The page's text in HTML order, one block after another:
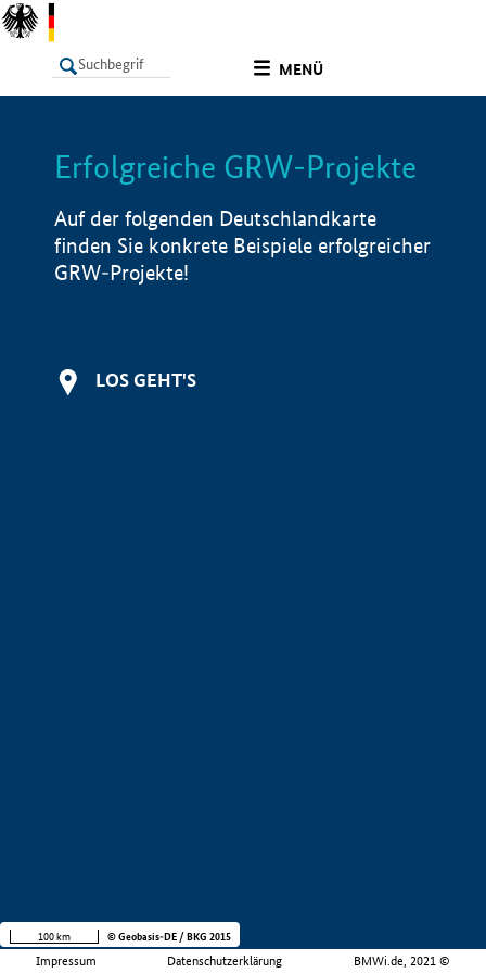
MENÜ
LISTE Info
Erfolgreiche GRW-Projekte
Auf der folgenden Deutschlandkarte
finden Sie konkrete Beispiele erfolgreicher
GRW-Projekte!
LOS GEHT'S
Impressum Datenschutzerklärung BMWi.de, 2021 ©
100 km © Geobasis-DE / BKG 2015